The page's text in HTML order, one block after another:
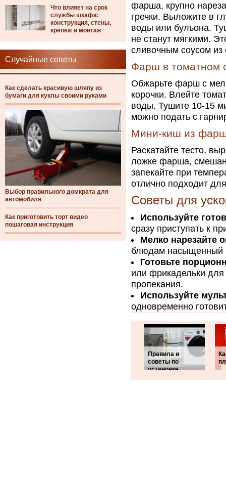
Что влияет на срок
службы шкафа:
конструкция, стены,
крепеж и монтаж
Случайные советы
Как сделать красивую шляпу из
бумаги для куклы своими руками
Выбор правильного домкрата для
автомобиля
Как приготовить торт видео
пошаговая инструкция
фарша, крупно
гречки. Выложите в
воды или бульона.
не станут мягкими.
сливочным соусом из
Фарш в томатном
Обжарьте фарш с
корочки. Влейте
воды. Тушите 10-15
можно подать с
Мини-киш из
Раскатайте тесто,
ложке фарша,
запекайте при
отлично подходит
Советы для
Используйте
сразу приступать к
Мелко нарезайте
блюдам насыщенный
Готовьте
или фрикадельки
пропекания.
Используйте
одновременно
Правила и
советы по
установке